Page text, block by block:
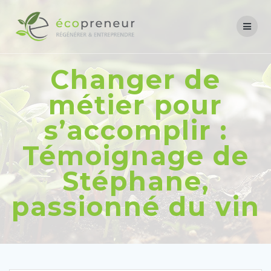
Changer de
métier pour
s’accomplir :
Témoignage de
Stéphane,
passionné du vin